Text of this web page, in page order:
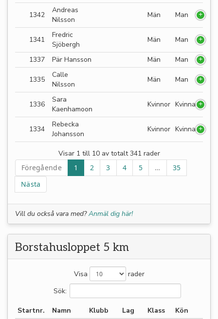
1342
Andreas
Nilsson
Män Man
1341
Fredric
Sjöbergh
Män Man
1337 Pär Hansson Män Man
1335
Calle
Nilsson
Män Man
1336
Sara
Kaenhamoon
Kvinnor Kvinna
1334
Rebecka
Johansson
Kvinnor Kvinna
Visar 1 till 10 av totalt 341 rader
Föregående
1 2 3 4 5 …
35
Nästa
Vill du också vara med?Anmäl dig här!
Borstahusloppet 5 km
Visa
rader
Sök:
Startnr. Namn Klubb Lag Klass Kön